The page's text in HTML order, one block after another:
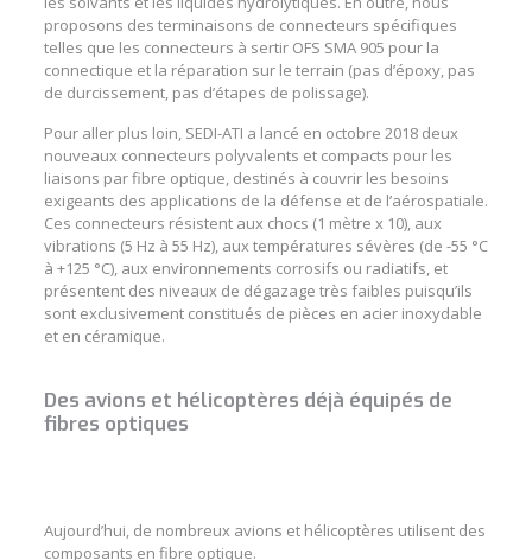
proposons des terminaisons de connecteurs spécifiques
telles que les connecteurs à sertir OFS SMA 905 pour la
connectique et la réparation sur le terrain (pas d’époxy, pas
de durcissement, pas d’étapes de polissage).
Pour aller plus loin, SEDI-ATI a lancé en octobre 2018 deux
nouveaux connecteurs polyvalents et compacts pour les
liaisons par fibre optique, destinés à couvrir les besoins
exigeants des applications de la défense et de l’aérospatiale.
Ces connecteurs résistent aux chocs (1 mètre x 10), aux
vibrations (5 Hz à 55 Hz), aux températures sévères (de -55 °C
à +125 °C), aux environnements corrosifs ou radiatifs, et
présentent des niveaux de dégazage très faibles puisqu’ils
sont exclusivement constitués de pièces en acier inoxydable
et en céramique.
Des avions et hélicoptères déjà équipés de
fibres optiques
Aujourd’hui, de nombreux avions et hélicoptères utilisent des
composants en fibre optique.